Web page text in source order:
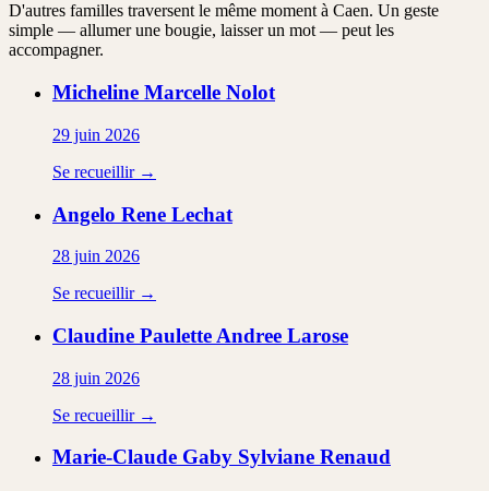
D'autres familles traversent le même moment à Caen. Un geste
simple — allumer une bougie, laisser un mot — peut les
accompagner.
Micheline Marcelle Nolot
29 juin 2026
Se recueillir →
Angelo Rene Lechat
28 juin 2026
Se recueillir →
Claudine Paulette Andree Larose
28 juin 2026
Se recueillir →
Marie-Claude Gaby Sylviane Renaud